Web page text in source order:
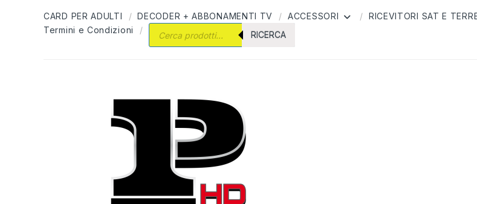
CARD PER ADULTI DECODER + ABBONAMENTI TV ACCESSORI RICEVITORI SAT E
Termini e Condizioni
Products search
RICERCA